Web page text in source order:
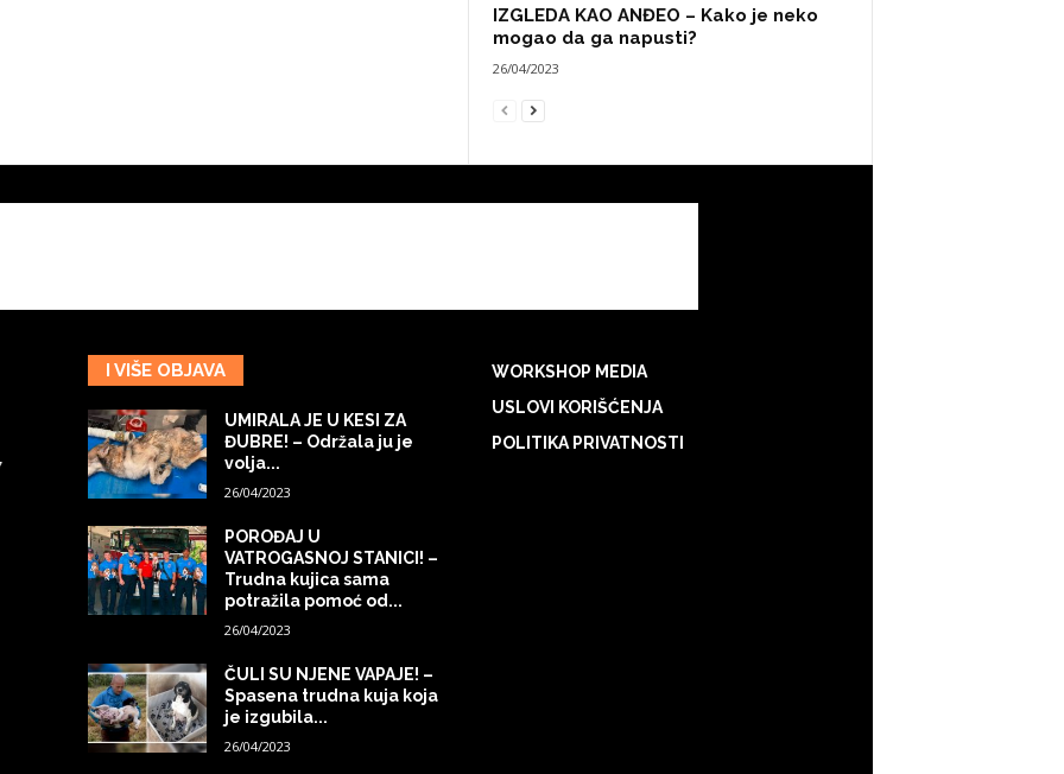
IZGLEDA KAO ANĐEO – Kako je neko
mogao da ga napusti?
26/04/2023
I VIŠE OBJAVA
UMIRALA JE U KESI ZA
ĐUBRE! – Održala ju je
volja...
26/04/2023
POROĐAJ U
VATROGASNOJ STANICI! –
Trudna kujica sama
potražila pomoć od...
26/04/2023
ČULI SU NJENE VAPAJE! –
Spasena trudna kuja koja
je izgubila...
26/04/2023
WORKSHOP MEDIA
USLOVI KORIŠĆENJA
POLITIKA PRIVATNOSTI